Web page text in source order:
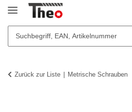
Zurück zur Liste Metrische Schrauben